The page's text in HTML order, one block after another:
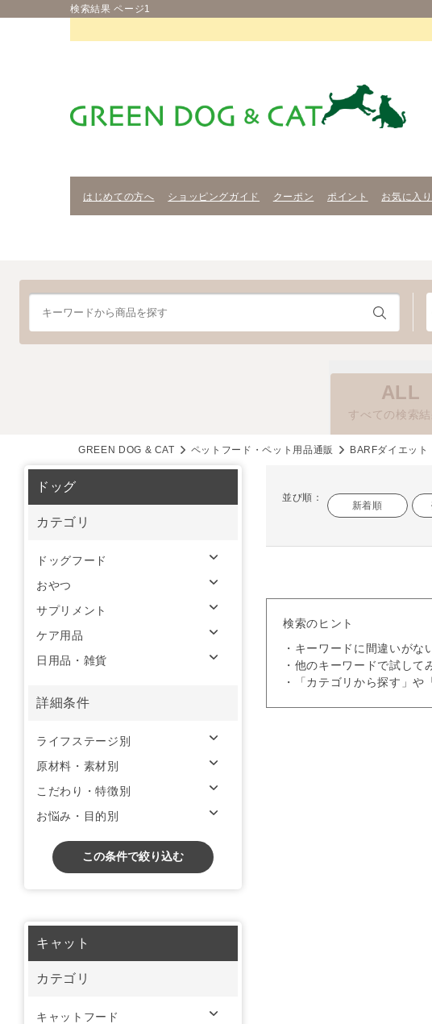
検索結果 ページ1
はじめての方へ ショッピングガイド クーポン ポイント お気に入
ALL
すべての検索結
GREEN DOG & CAT ペットフード・ペット用品通販 BARFダイエット
並び順：
新着順
検索のヒント
・キーワードに間違いがな
・他のキーワードで試して
・「カテゴリから探す」や
ドッグ
カテゴリ
ドッグフード
おやつ
サプリメント
ケア用品
日用品・雑貨
詳細条件
ライフステージ別
原材料・素材別
こだわり・特徴別
お悩み・目的別
この条件で絞り込む
キャット
カテゴリ
キャットフード